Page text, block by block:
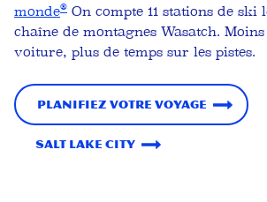
monde® On compte 11 stations de ski
chaîne de montagnes Wasatch.
voiture, plus de temps sur les pistes.
Planifiez votre voyage
Salt Lake City